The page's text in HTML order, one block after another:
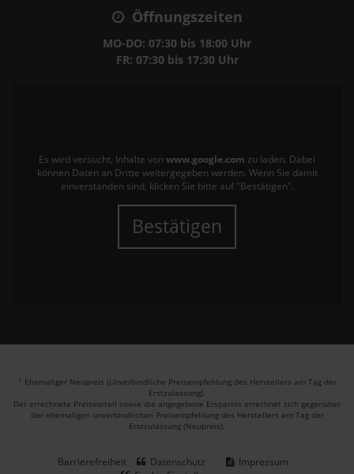
Öffnungszeiten
MO-DO: 07:30 bis 18:00 Uhr
FR: 07:30 bis 17:30 Uhr
Es wird versucht, Inhalte von www.google.com zu laden. Dabei
können Daten an Dritte weitergegeben werden. Wenn Sie damit
einverstanden sind, klicken Sie bitte auf "Bestätigen".
Bestätigen
1 Ehemaliger Neupreis (Unverbindliche Preisempfehlung des Herstellers am Tag der
Erstzulassung).
Der errechnete Preisvorteil sowie die angegebene Ersparnis errechnet sich gegenüber
der ehemaligen unverbindlichen Preisempfehlung des Herstellers am Tag der
Erstzulassung (Neupreis).
Barrierefreiheit Datenschutz
Impressum